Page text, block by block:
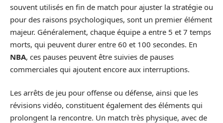
souvent utilisés en fin de match pour ajuster la stratégie ou
pour des raisons psychologiques, sont un premier élément
majeur. Généralement, chaque équipe a entre 5 et 7 temps
morts, qui peuvent durer entre 60 et 100 secondes. En
NBA, ces pauses peuvent être suivies de pauses
commerciales qui ajoutent encore aux interruptions.
Les arrêts de jeu pour offense ou défense, ainsi que les
révisions vidéo, constituent également des éléments qui
prolongent la rencontre. Un match très physique, avec de